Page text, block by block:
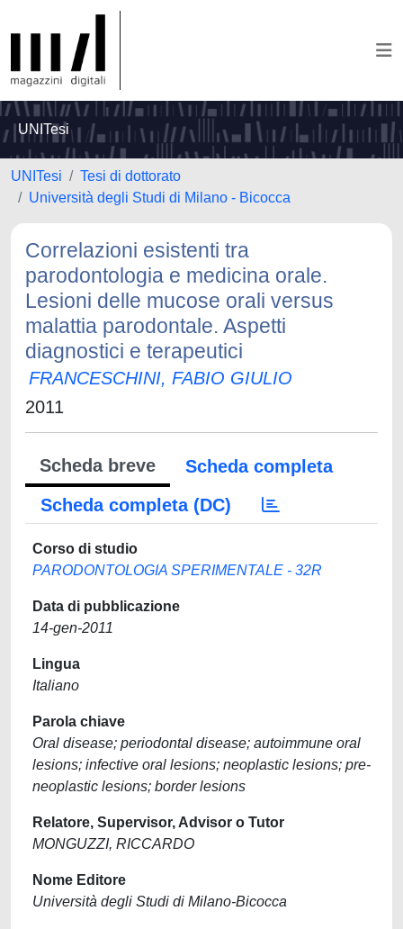
UNITesi
UNITesi
Tesi di dottorato
Università degli Studi di Milano - Bicocca
Correlazioni esistenti tra
parodontologia e medicina orale.
Lesioni delle mucose orali versus
malattia parodontale. Aspetti
diagnostici e terapeutici
FRANCESCHINI, FABIO GIULIO
2011
Scheda breve
Scheda completa
Scheda completa (DC)
Corso di studio
PARODONTOLOGIA SPERIMENTALE - 32R
Data di pubblicazione
14-gen-2011
Lingua
Italiano
Parola chiave
Oral disease; periodontal disease; autoimmune oral
lesions; infective oral lesions; neoplastic lesions; pre-
neoplastic lesions; border lesions
Relatore, Supervisor, Advisor o Tutor
MONGUZZI, RICCARDO
Nome Editore
Università degli Studi di Milano-Bicocca